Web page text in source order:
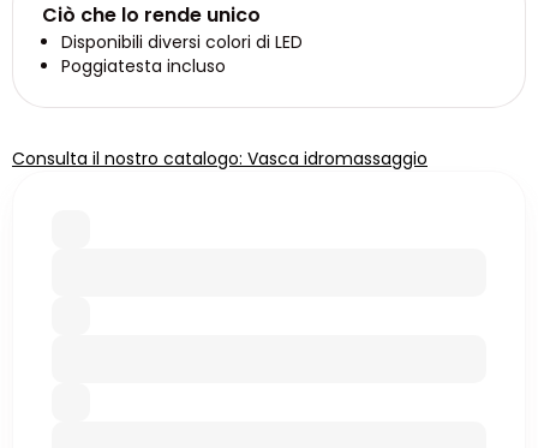
Ciò che lo rende unico
Disponibili diversi colori di LED
Poggiatesta incluso
Consulta il nostro catalogo: Vasca idromassaggio